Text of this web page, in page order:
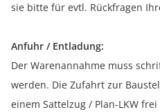
sie bitte für evtl. Rückfragen
Anfuhr / Entladung:
Der Warenannahme muss
werden. Die Zufahrt zur
einem Sattelzug / Plan-LKW